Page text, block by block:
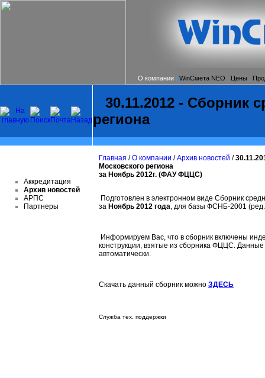
О компании | WinСмета NEO | Цены |
30.11.2012 - Сборник
региона
Аккредитация
Архив новостей
АРПС
Партнеры
Главная /О компании /Архив новостей /
Московского региона
за Ноябрь 2012г. (ФАУ ФЦЦС)
Подготовлен в электронном виде Сборник
за Ноябрь 2012 года, для базы ФСНБ-2001
Информируем Вас, что в сборник включены
конструкции, взятые из сборника ФЦЦС.
автоматически.
Скачать данный сборник можно ЗДЕСЬ
Служба тех. поддержки